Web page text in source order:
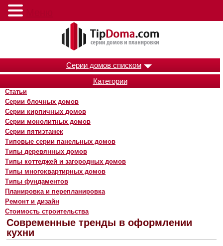
Серии домов списком
Категории
Статьи
Серии блочных домов
Серии кирпичных домов
Серии монолитных домов
Серии пятиэтажек
Типовые серии панельных домов
Типы деревянных домов
Типы коттеджей и загородных домов
Типы многоквартирных домов
Типы фундаментов
Планировка и перепланировка
Ремонт и дизайн
Стоимость строительства
Современные тренды в оформлении
кухни